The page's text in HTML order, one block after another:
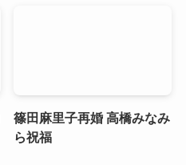
篠田麻里子再婚 高橋みなみ
ら祝福